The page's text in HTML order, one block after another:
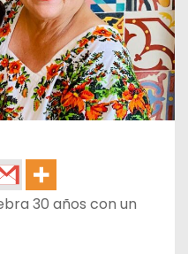
30 años con un